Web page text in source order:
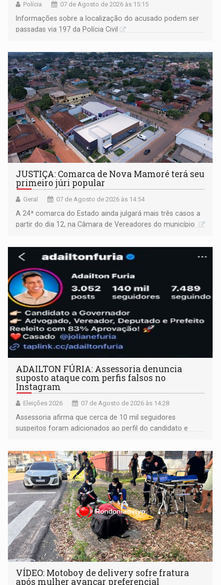
Polícia 07 de Agosto de 2026 às 15:15
Informações sobre a localização do acusado podem ser
passadas via 197 da Polícia Civil
JUSTIÇA: Comarca de Nova Mamoré terá seu
primeiro júri popular
Geral 07 de Agosto de 2026 às 14:54
A 24ª comarca do Estado ainda julgará mais três casos a
partir do dia 12, na Câmara de Vereadores do município
ADAILTON FÚRIA: Assessoria denuncia
suposto ataque com perfis falsos no
Instagram
Eleições 2026 07 de Agosto de 2026 às 14:28
Assessoria afirma que cerca de 10 mil seguidores
suspeitos foram adicionados ao perfil do candidato e
remover as contas
VÍDEO: Motoboy de delivery sofre fratura
após mulher avançar preferencial